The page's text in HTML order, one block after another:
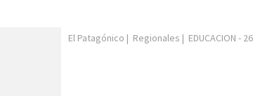
El Patagónico | Regionales | EDUCACION -